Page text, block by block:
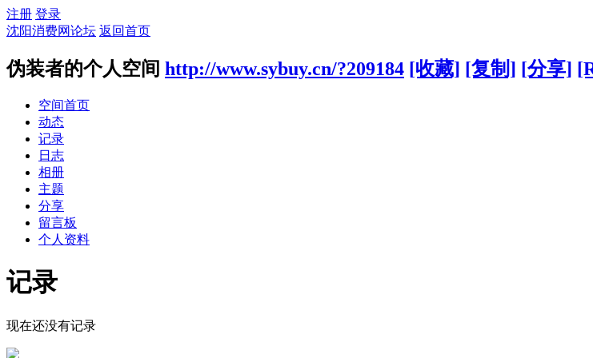
注册 登录
沈阳消费网论坛 返回首页
伪装者的个人空间 http://www.sybuy.cn/?209184 [收藏] [复制] [分享]
空间首页
动态
记录
日志
相册
主题
分享
留言板
个人资料
记录
现在还没有记录